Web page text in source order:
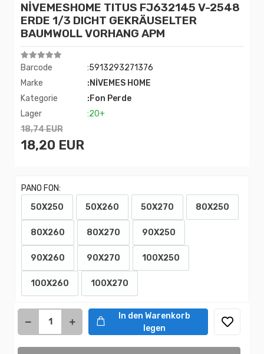
NİVEMESHOME TITUS FJ632145 V-2548
ERDE 1/3 DICHT GEKRÄUSELTER
BAUMWOLL VORHANG APM
Barcode
:5913293271376
Marke
:NİVEMES HOME
Kategorie
:Fon Perde
Lager
:20+
18,74 EUR
18,20 EUR
PANO FON:
50X250
50X260 50X270 80X250
80X260 80X270 90X250
90X260 90X270 100X250
100X260 100X270
In den Warenkorb
legen